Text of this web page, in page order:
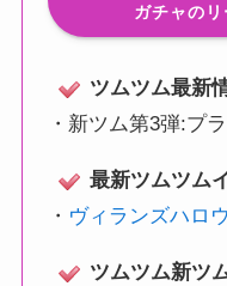
ガチャの
ツムツム最新
・ 新ツム第3弾:プ
最新ツムツム
・ ヴィランズハロ
ツムツム新ツ